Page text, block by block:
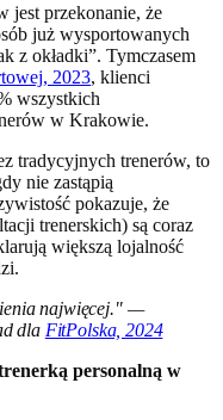
jest przekonanie, że
już wysportowanych
z okładki”. Tymczasem
2023, klienci
wszystkich
w Krakowie.
tradycyjnych trenerów, to
nie zastąpią
pokazuje, że
trenerskich) są coraz
większą lojalność
najwięcej." —
dla FitPolska, 2024
personalną w